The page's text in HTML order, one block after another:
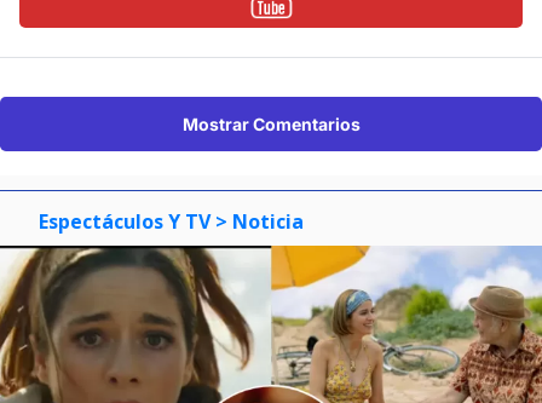
Mostrar Comentarios
Espectáculos Y TV > Noticia